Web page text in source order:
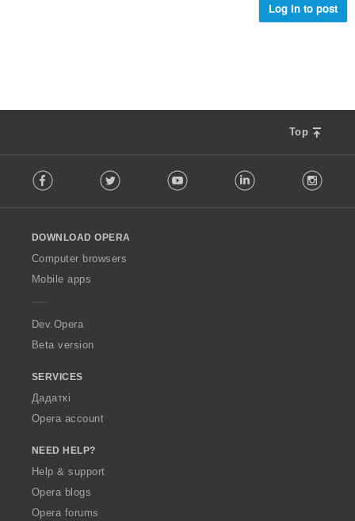
Log in to post
Top
o
w
O
p
a
Facebook Twitter Youtube LinkedIn
DOWNLOAD OPERA
Computer browsers
Mobile apps
Dev.Opera
Beta version
SERVICES
Дадаткі
Opera account
NEED HELP?
Help & support
Opera blogs
Opera forums